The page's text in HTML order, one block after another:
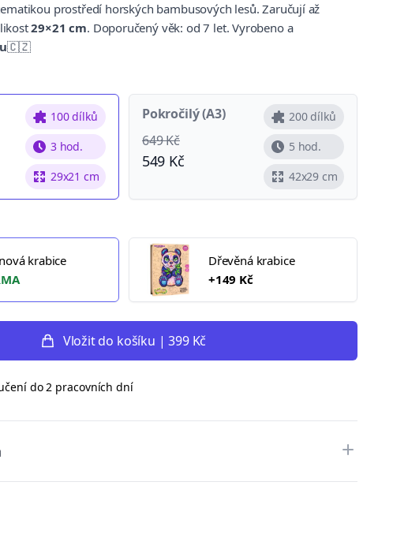
prostředí horských bambusových lesů. Zaručují až
29×21 cm. Doporučený věk: od 7 let. Vyrobeno a
🇨🇿
100 dílků
3 hod.
29x21 cm
Pokročilý (A3)
549 Kč
649 Kč
200 dílků
5 hod.
42x29 cm
krabice
Dřevěná krabice
+149 Kč
Vložit do košíku | 399 Kč
do 2 pracovních dní